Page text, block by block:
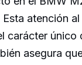
atención
carácter único
asegura